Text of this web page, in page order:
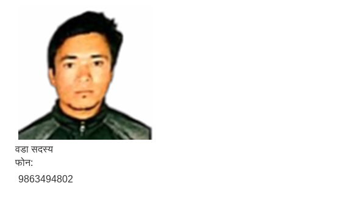
वडा सदस्य
फोन:
9863494802